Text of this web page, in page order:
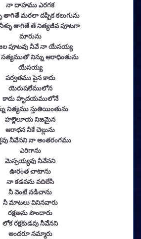
నా దాహము ఎరగక
తాగితే మరలా దప్పిక కలుగును
తాగితే తే నిత్యజీవ పూటగా
మారును
పూటవు నీవే నా యేసయ్య
నిన్ను ఆరాధింతును
యేసయ్య
పర్వతము పైన కాదు
యెరుషలేములోన
కాదు హృదయములోనే
నిత్యము స్తుతియింతును
హల్లెలూయ నిజమైన
ఆరాధన నీకే చెల్లును
నీవేనని నా అంతరంగము
ఎరిగాను
మెస్సయ్యవు నీవేనని
ఊరంత చాటాను
నా కడవను వదిలేసి
నీ వెంటే నడిచాను
నీ మాటలు వినినవారు
రక్షణను పొందారు
లోక రక్షకుడవు నీవేనని
అందరూ నమ్మారు